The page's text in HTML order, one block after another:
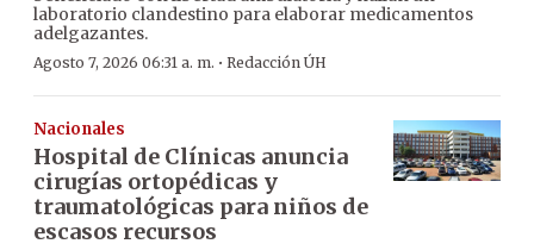
laboratorio clandestino para elaborar medicamentos
adelgazantes.
Agosto 7, 2026 06:31 a. m. · Redacción ÚH
Nacionales
Hospital de Clínicas anuncia
cirugías ortopédicas y
traumatológicas para niños de
escasos recursos